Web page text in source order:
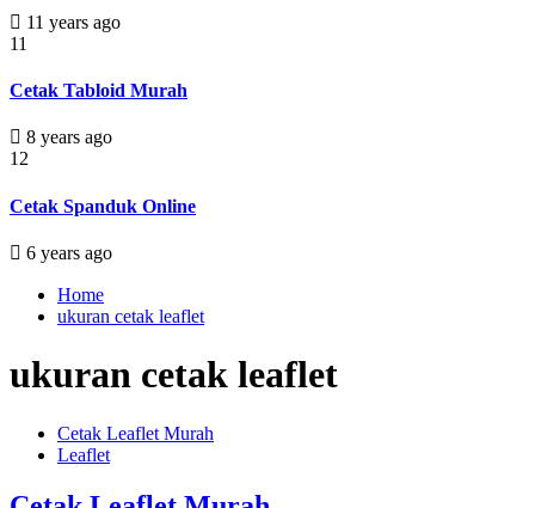
11 years ago
11
Cetak Tabloid Murah
8 years ago
12
Cetak Spanduk Online
6 years ago
Home
ukuran cetak leaflet
ukuran cetak leaflet
Cetak Leaflet Murah
Leaflet